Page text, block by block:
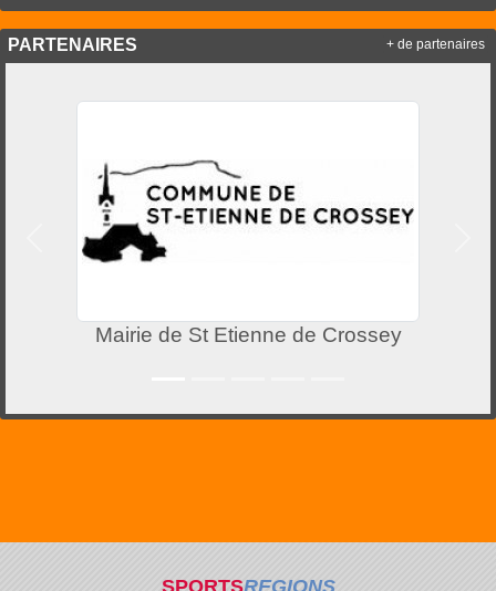
PARTENAIRES
Mairie de St Etienne de Crossey
Précedent
+ de partenaires
SPORTSREGIONS